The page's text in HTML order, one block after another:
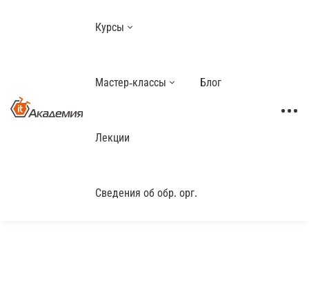
Курсы
Мастер-классы Блог
Лекции
Сведения об обр. орг.